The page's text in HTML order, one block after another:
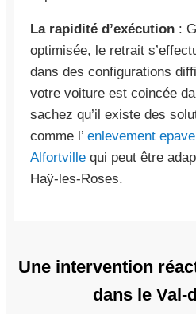
La rapidité d’exécution :
optimisée, le retrait
dans des configurations
votre voiture est coincée
sachez qu’il existe des
comme l’ enlevement
Alfortville qui peut être
Haÿ-les-Roses.
Une intervention
dans le Val-